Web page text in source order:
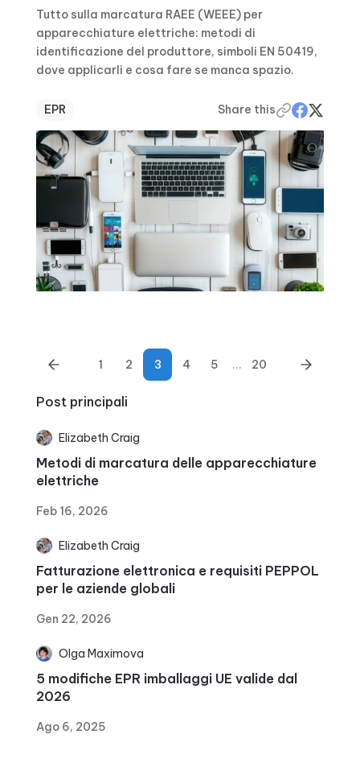
Tutto sulla marcatura RAEE (WEEE) per
apparecchiature elettriche: metodi di
identificazione del produttore, simboli EN 50419,
dove applicarli e cosa fare se manca spazio.
EPR Share this
1 2 3 4 5 ... 20
Post principali
Elizabeth Craig
Metodi di marcatura delle apparecchiature
elettriche
Feb 16, 2026
Elizabeth Craig
Fatturazione elettronica e requisiti PEPPOL
per le aziende globali
Gen 22, 2026
Olga Maximova
5 modifiche EPR imballaggi UE valide dal
2026
Ago 6, 2025